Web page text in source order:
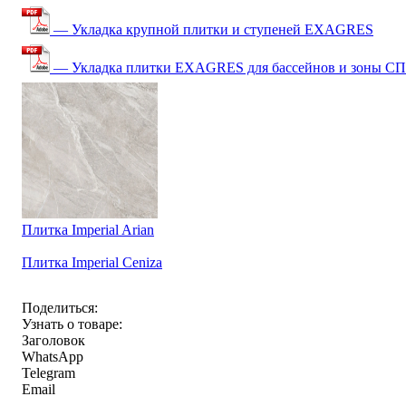
— Укладка крупной плитки и ступеней EXAGRES
— Укладка плитки EXAGRES для бассейнов и зоны
Плитка Imperial Arian
Плитка Imperial Ceniza
Поделиться:
Узнать о товаре:
Заголовок
WhatsApp
Telegram
Email